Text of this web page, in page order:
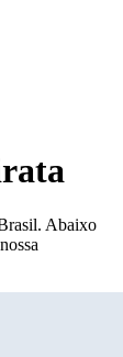
Abaixo